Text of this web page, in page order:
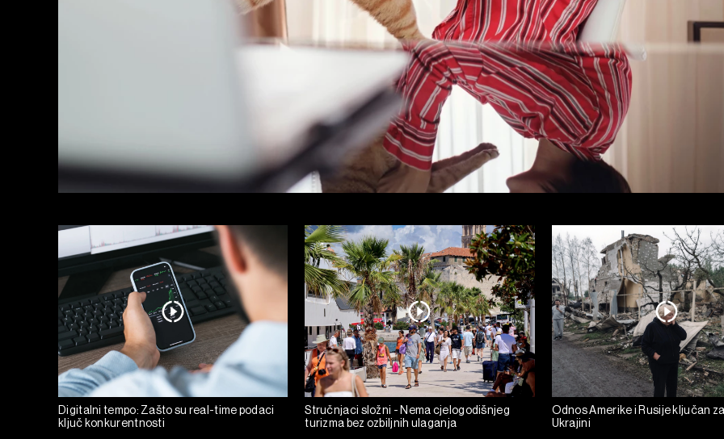
Digitalni tempo: Zašto su real-time podaci
ključ konkurentnosti
Stručnjaci složni - Nema cjelogodišnjeg
turizma bez ozbiljnih ulaganja
Odnos Amerike i Rusije ključan
Ukrajini